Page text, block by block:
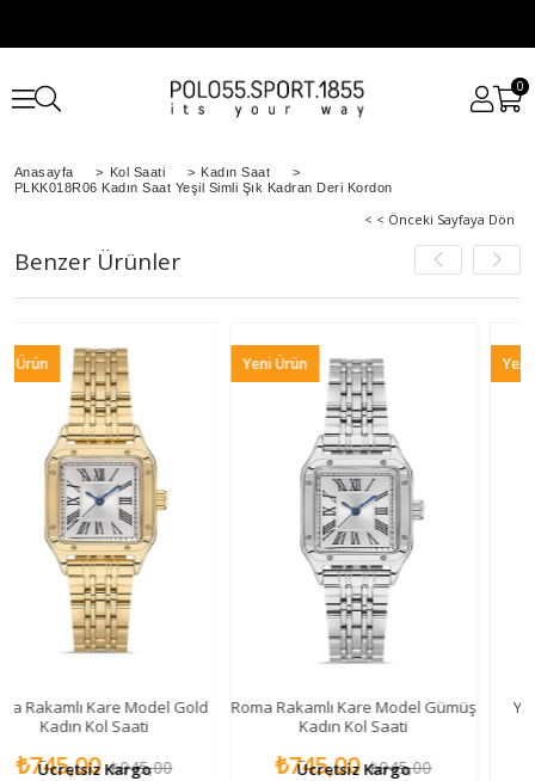
0
Anasayfa > Kol Saati > Kadın Saat
>
PLKK018R06 Kadın Saat Yeşil Simli Şık Kadran Deri Kordon
< < Önceki Sayfaya Dön
Benzer Ürünler
Model Gold
Saati
₺945,00
Kargo
Roma Rakamlı Kare Model Gümüş
Kadın Kol Saati
₺945,00
Ücretsiz Kargo
Yılan Figürlü